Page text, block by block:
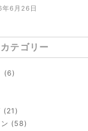
6月26日
カテゴリー
(6)
(21)
(58)